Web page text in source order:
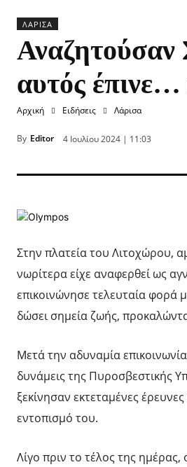
ΛΆΡΙΣΑ
Αναζητούσαν
αυτός
Αρχική Ειδήσεις Λάρισα
By Editor 4 Ιουλίου 2024 | 11:03
Στην πλατεία του Λιτοχώρου,
νωρίτερα είχε αναφερθεί ως
επικοινώνησε τελευταία φορά
δώσει σημεία ζωής,
Μετά την αδυναμία
δυνάμεις της Πυροσβεστικής
ξεκίνησαν εκτεταμένες
εντοπισμό του.
Λίγο πριν το τέλος της